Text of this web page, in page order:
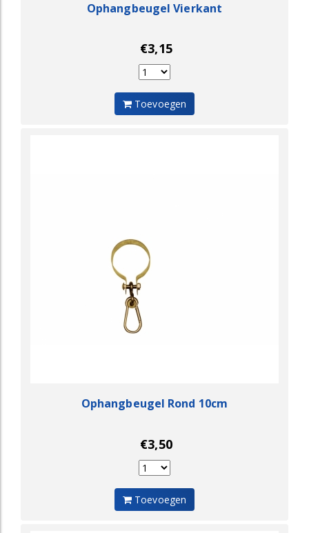
Ophangbeugel Vierkant
€3,15
Toevoegen
Ophangbeugel Rond 10cm
€3,50
Toevoegen